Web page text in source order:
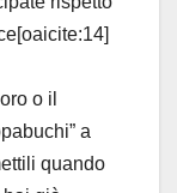
o il
a
quando